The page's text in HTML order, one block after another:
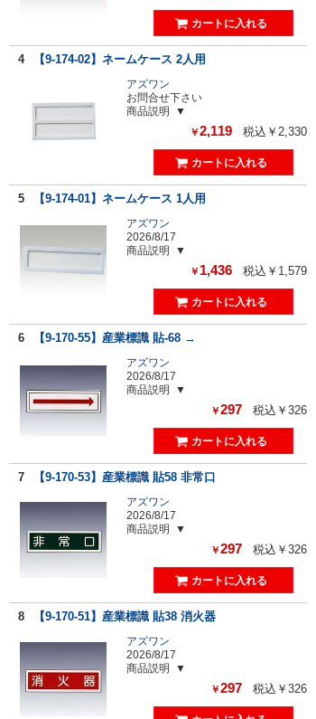
4 【9-174-02】ネームケース 2人用
アズワン
お問合せ下さい
商品説明
￥2,119 税込￥2,330
5 【9-174-01】ネームケース 1人用
アズワン
2026/8/17
商品説明
￥ 1,436 税込￥1,579
6 【9-170-55】産業標識 貼-68 →
アズワン
2026/8/17
商品説明
￥297 税込￥326
7 【9-170-53】産業標識 貼58 非常口
アズワン
2026/8/17
商品説明
￥297 税込￥326
8 【9-170-51】産業標識 貼38 消火器
アズワン
2026/8/17
商品説明
￥297 税込￥326